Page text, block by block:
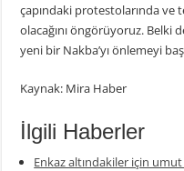
çapındaki protestolarında
olacağını öngörüyoruz. Belki
yeni bir Nakba’yı önlemeyi
Kaynak: Mira Haber
İlgili Haberler
Enkaz altındakiler için